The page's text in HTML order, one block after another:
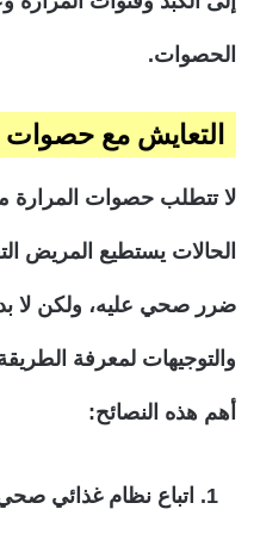
الحصوات.
التعايش مع حصوات
لا تتطلب حصوات المرارة
الحالات يستطيع المريض
ضرر صحي عليه، ولكن لا
والتوجيهات لمعرفة
أهم هذه النصائح:
اتباع نظام غذائي